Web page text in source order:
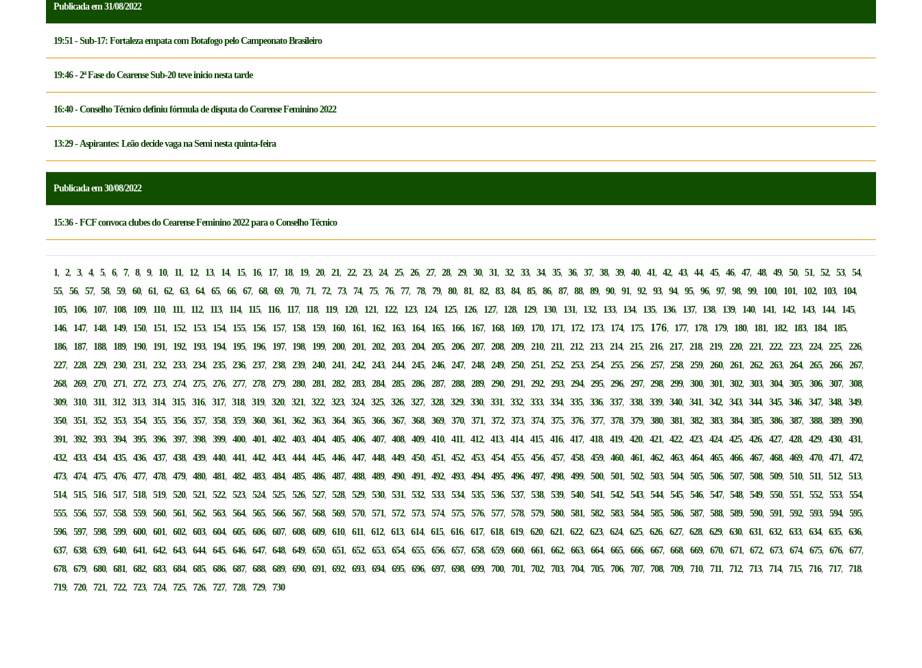
Publicada em 31/08/2022
19:51 - Sub-17: Fortaleza empata com Botafogo pelo Campeonato Brasileiro
19:46 - 2ª Fase do Cearense Sub-20 teve inicio nesta tarde
16:40 - Conselho Técnico definiu fórmula de disputa do Cearense Feminino 2022
13:29 - Aspirantes: Leão decide vaga na Semi nesta quinta-feira
Publicada em 30/08/2022
15:36 - FCF convoca clubes do Cearense Feminino 2022 para o Conselho Técnico
1,2,3,4,5,6,7,8,9, 10, 11, 12, 13, 14, 15, 16, 17, 18, 19,20,21,22,23,24,25,26,27,28,29,30,31,32,33,34,35,36,37,38,39,40,41,42,43,44,45,46,47,48,49,50,51,52,53,54,
55,56,57,58,59,60,61,62,63,64,65,66,67,68,69,70,71,72,73,74,75,76,77,78,79,80,81,82,83,84,85,86,87,88,89,90,91,92,93,94,95,96,97,98,99, 100, 101, 102, 103, 104,
105, 106, 107, 108, 109, 110, 111, 112, 113, 114, 115, 116, 117, 118, 119, 120, 121, 122, 123, 124, 125, 126, 127, 128, 129, 130, 131, 132, 133, 134, 135, 136, 137, 138, 139, 140, 141, 142, 143, 144, 145,
146, 147, 148, 149, 150, 151, 152, 153, 154, 155, 156, 157, 158, 159, 160, 161, 162, 163, 164, 165, 166, 167, 168, 169, 170, 171, 172, 173, 174, 175, 176, 177, 178, 179, 180, 181, 182, 183, 184, 185,
186, 187, 188, 189, 190, 191, 192, 193, 194, 195, 196, 197, 198, 199,200,201,202,203,204,205,206,207,208,209,210,211,212,213,214,215,216,217,218,219,220,221,222,223,224,225,226,
227,228,229,230,231,232,233,234,235,236,237,238,239,240,241,242,243,244,245,246,247,248,249,250,251,252,253,254,255,256,257,258,259,260,261,262,263,264,265,266,267,
268,269,270,271,272,273,274,275,276,277,278,279,280,281,282,283,284,285,286,287,288,289,290,291,292,293,294,295,296,297,298,299,300,301,302,303,304,305,306,307,308,
309,310,311,312,313,314,315,316,317,318,319,320,321,322,323,324,325,326,327,328,329,330,331,332,333,334,335,336,337,338,339,340,341,342,343,344,345,346,347,348,349,
350,351,352,353,354,355,356,357,358,359,360,361,362,363,364,365,366,367,368,369,370,371,372,373,374,375,376,377,378,379,380,381,382,383,384,385,386,387,388,389,390,
391,392,393,394,395,396,397,398,399,400,401,402,403,404,405,406,407,408,409,410,411,412,413,414,415,416,417,418,419,420,421,422,423,424,425,426,427,428,429,430,431,
432,433,434,435,436,437,438,439,440,441,442,443,444,445,446,447,448,449,450,451,452,453,454,455,456,457,458,459,460,461,462,463,464,465,466,467,468,469,470,471,472,
473,474,475,476,477,478,479,480,481,482,483,484,485,486,487,488,489,490,491,492,493,494,495,496,497,498,499,500,501,502,503,504,505,506,507,508,509,510,511,512,513,
514,515,516,517,518,519,520,521,522,523,524,525,526,527,528,529,530,531,532,533,534,535,536,537,538,539,540,541,542,543,544,545,546,547,548,549,550,551,552,553,554,
555,556,557,558,559,560,561,562,563,564,565,566,567,568,569,570,571,572,573,574,575,576,577,578,579,580,581,582,583,584,585,586,587,588,589,590,591,592,593,594,595,
596,597,598,599,600,601,602,603,604,605,606,607,608,609,610,611,612,613,614,615,616,617,618,619,620,621,622,623,624,625,626,627,628,629,630,631,632,633,634,635,636,
637,638,639,640,641,642,643,644,645,646,647,648,649,650,651,652,653,654,655,656,657,658,659,660,661,662,663,664,665,666,667,668,669,670,671,672,673,674,675,676,677,
678,679,680,681,682,683,684,685,686,687,688,689,690,691,692,693,694,695,696,697,698,699,700,701,702,703,704,705,706,707,708,709,710,711,712,713,714,715,716,717,718,
719,720,721,722,723,724,725,726,727,728,729,730